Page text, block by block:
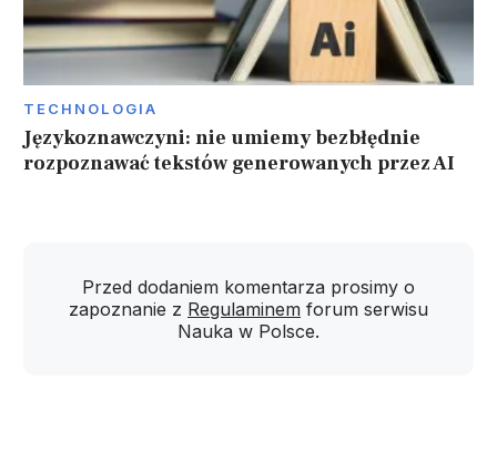
TECHNOLOGIA
Językoznawczyni: nie umiemy bezbłędnie
rozpoznawać tekstów generowanych przez AI
Przed dodaniem komentarza prosimy o
zapoznanie z Regulaminem forum serwisu
Nauka w Polsce.